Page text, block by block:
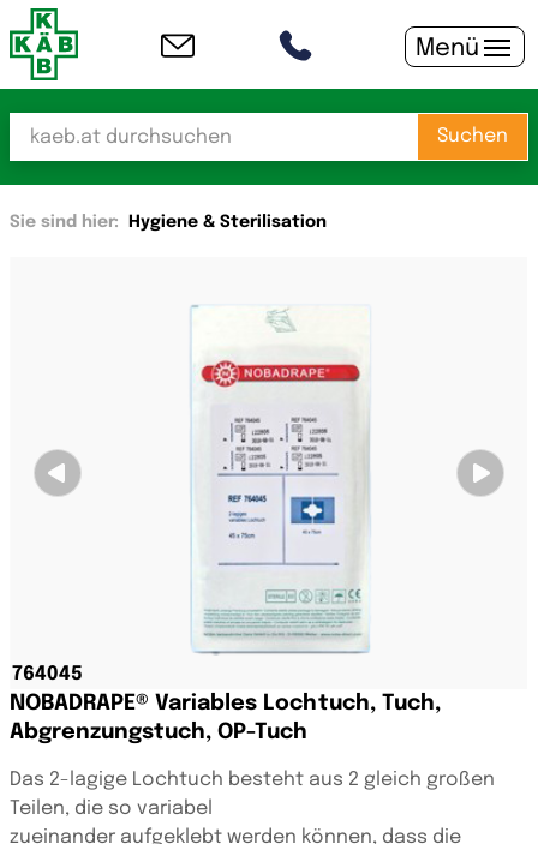
Menü
Suchen
Sie sind hier: Hygiene & Sterilisation
NOBADRAPE® Variables Lochtuch, Tuch,
Abgrenzungstuch, OP-Tuch
Das 2-lagige Lochtuch besteht aus 2 gleich großen
Teilen, die so variabel
zueinander aufgeklebt werden können, dass die